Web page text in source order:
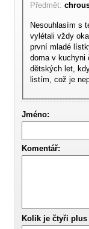
Předmět:
Nesouhlasím s
vylétali vždy
první mladé
doma v
dětských let,
listím, což je
Jméno:
Komentář:
Kolik je čtyři plus